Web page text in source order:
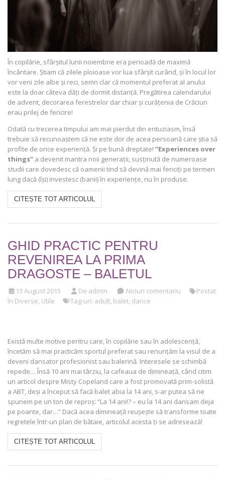
În copilărie, sfârșitul lunii noiembrie era perioadă de maximă
încântare. Știam că zilele ploioase vor lua sfârșit curând, și în locul lor
vor veni zile albe și reci, semn clar că momentul preferat al anului
este la doar câteva dăți de dormit distanță. Pregătirea calendarului
de advent, decorarea ferestrelor dar chiar și curățenia de Crăciun
erau prilej de fericire!
Odată cu trecerea timpului am mai pierdut din entuziasm, însă
trebuie să recunoaștem că ne este dor de acea persoană care știa să
profite de orice experiență. Și pe bună dreptate! “Experiences over
things” a devenit mantra noii generații, susținută de numeroase
studii care dovedesc că oamenii tind să devină mai fericiți pe termen
lung dacă (își) investesc (banii) în experiențe, nu în produse.
CITEȘTE TOT ARTICOLUL
GHID PRACTIC PENTRU
REVENIREA LA PRIMA
DRAGOSTE – BALETUL
13 August 2015 De admin Niciun comentariu
Postat
în Diverse, Utile Tag-uri: adult, balet, dance
Există multe motive pentru care, în copilărie sau în adolescență,
încetăm să mai practicăm sportul preferat sau renunțăm la visul de a
deveni dansator profesionist sau balerină. Interesele se schimbă
repede… Însă 10 ani mai târziu, la cafeaua de dimineață, când citim
un articol despre Misty Copeland care a fost promovată prim-solistă
a ABT, deși a început să facă balet abia la 14 ani, s-ar putea să ne
spunem pe un ton de reproș: “La 14 ani!? – eu la 14 ani dansam deja
pe poante, dar…” Dacă acea dimineață reușește să transforme toate
regretele într-un plan de bătaie, articolul acesta ți se adresează!
CITEȘTE TOT ARTICOLUL